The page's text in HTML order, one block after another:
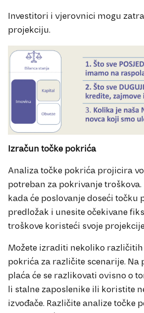
Investitori i vjerovnici mogu
projekciju.
Izračun točke pokrića
Analiza točke pokrića projicira
potreban za pokrivanje
kada će poslovanje doseći točku
predložak i unesite očekivane
troškove koristeći svoje
Možete izraditi nekoliko različitih
pokrića za različite scenarije. Na
plaća će se razlikovati ovisno o
li stalne zaposlenike ili koristite
izvođače. Različite analize točke